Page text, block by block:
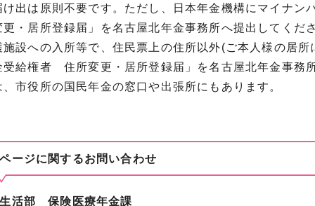
け出は原則不要です。ただし、日本年金機構にマイナン
・居所登録届」を名古屋北年金事務所へ提出してくださ
施設への入所等で、住民票上の住所以外(ご本人様の居
受給権者 住所変更・居所登録届」を名古屋北年金事務
市役所の国民年金の窓口や出張所にもあります。
ージに関するお問い合わせ
活部 保険医療年金課